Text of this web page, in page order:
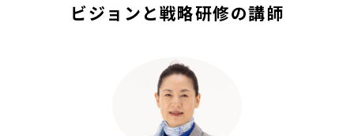
ビジョンと戦略研修の講師